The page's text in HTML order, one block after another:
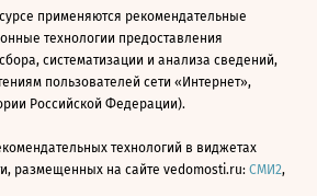
применяются рекомендательные
технологии предоставления
систематизации и анализа сведений,
пользователей сети «Интернет»,
Российской Федерации).
технологий в виджетах
размещенных на сайте vedomosti.ru: СМИ2,